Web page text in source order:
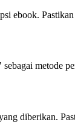
metode
diberikan.